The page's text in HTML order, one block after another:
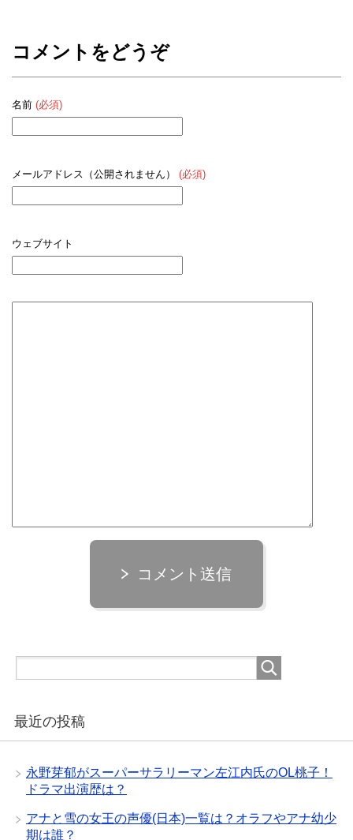
コメントをどうぞ
名前 (必須)
メールアドレス（公開されません） (必須)
ウェブサイト
コメント送信
最近の投稿
永野芽郁がスーパーサラリーマン左江内氏のOL桃子！
ドラマ出演歴は？
アナと雪の女王の声優(日本)一覧は？オラフやアナ幼少
期は誰？